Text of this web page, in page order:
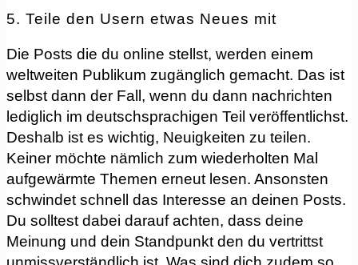
5. Teile den Usern etwas Neues mit
die Posts die du online stellst, werden einem
weltweiten Publikum zugänglich gemacht. Das ist
selbst dann der Fall, wenn du dann nachrichten
lediglich im deutschsprachigen Teil veröffentlichst.
Deshalb ist es wichtig, Neuigkeiten zu teilen.
Keiner möchte nämlich zum wiederholten Mal
aufgewärmte Themen erneut lesen. Ansonsten
schwindet schnell das Interesse an deinen Posts.
Du solltest dabei darauf achten, dass deine
Meinung und dein Standpunkt den du vertrittst